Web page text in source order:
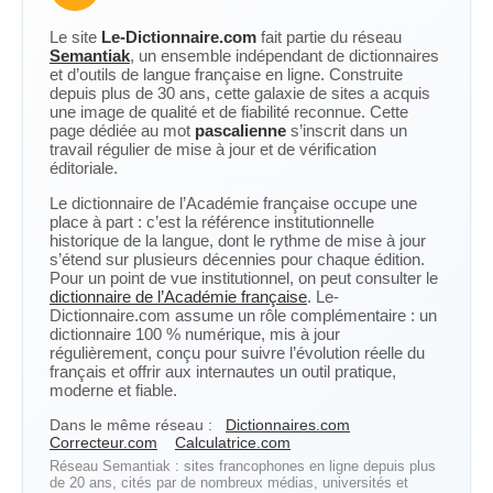
Le site Le-Dictionnaire.com fait partie du réseau
Semantiak, un ensemble indépendant de dictionnaires
et d’outils de langue française en ligne. Construite
depuis plus de 30 ans, cette galaxie de sites a acquis
une image de qualité et de fiabilité reconnue. Cette
page dédiée au mot pascalienne s’inscrit dans un
travail régulier de mise à jour et de vérification
éditoriale.
Le dictionnaire de l’Académie française occupe une
place à part : c’est la référence institutionnelle
historique de la langue, dont le rythme de mise à jour
s’étend sur plusieurs décennies pour chaque édition.
Pour un point de vue institutionnel, on peut consulter le
dictionnaire de l’Académie française. Le-
Dictionnaire.com assume un rôle complémentaire : un
dictionnaire 100 % numérique, mis à jour
régulièrement, conçu pour suivre l’évolution réelle du
français et offrir aux internautes un outil pratique,
moderne et fiable.
Dans le même réseau :
Dictionnaires.com
Correcteur.com
Calculatrice.com
Réseau Semantiak : sites francophones en ligne depuis plus
de 20 ans, cités par de nombreux médias, universités et